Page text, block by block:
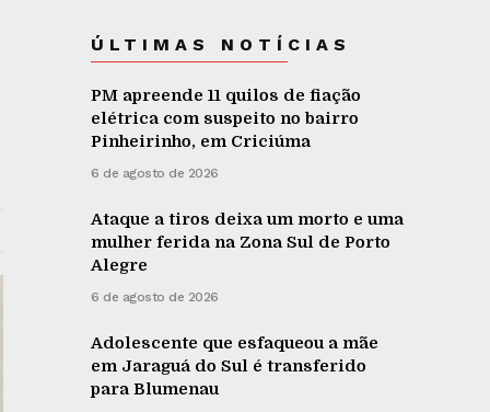
ÚLTIMAS NOTÍCIAS
PM apreende 11 quilos de fiação
elétrica com suspeito no bairro
Pinheirinho, em Criciúma
6 de agosto de 2026
Ataque a tiros deixa um morto e uma
mulher ferida na Zona Sul de Porto
Alegre
6 de agosto de 2026
Adolescente que esfaqueou a mãe
em Jaraguá do Sul é transferido
para Blumenau